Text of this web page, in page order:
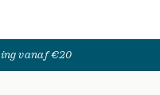
vanaf €20